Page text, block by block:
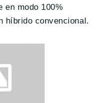
en modo 100%
híbrido convencional.